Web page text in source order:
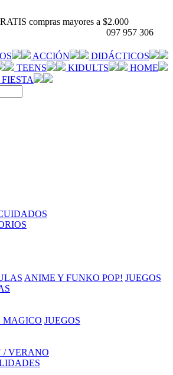
compras mayores a $2.000
097 957 306
ACCIÓN
DIDÁCTICOS
TEENS KIDULTS
HOME
FIESTA
ANIME Y FUNKO POP! JUEGOS
MAGICO JUEGOS
/ VERANO